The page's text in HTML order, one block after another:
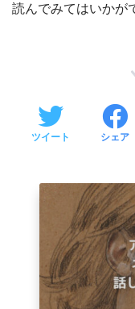
読んでみてはいかが
ツイート シェア